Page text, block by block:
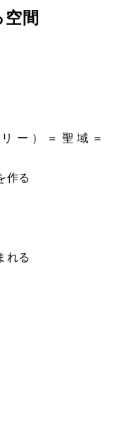
空間
ー）＝聖域＝
作る
れる